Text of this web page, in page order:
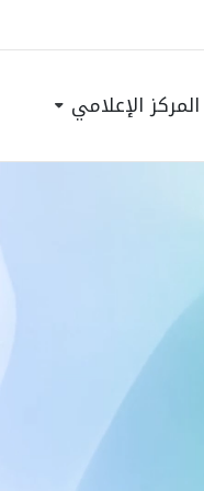
المركز الإعلامي